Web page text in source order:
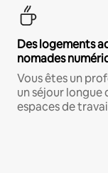
Des logements
nomades
Vous êtes un
un séjour
espaces de